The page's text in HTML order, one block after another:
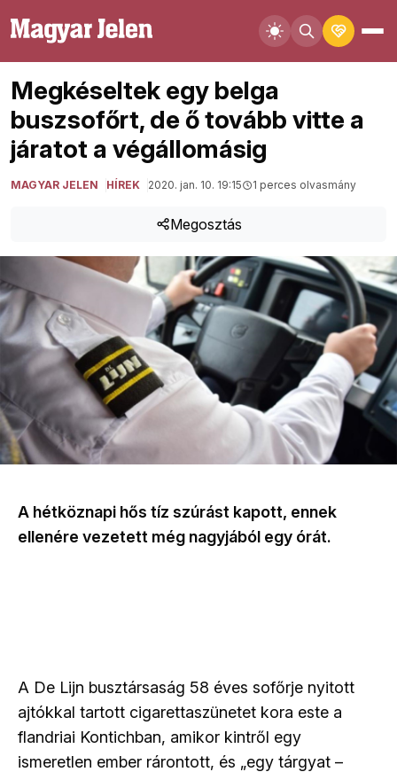
Megkéseltek egy belga
buszsofőrt, de ő tovább vitte a
járatot a végállomásig
MAGYAR JELEN HÍREK 2020. jan. 10. 19:15 1 perces olvasmány
Megosztás
A hétköznapi hős tíz szúrást kapott, ennek
ellenére vezetett még nagyjából egy órát.
A De Lijn busztársaság 58 éves sofőrje nyitott
ajtókkal tartott cigarettaszünetet kora este a
flandriai Kontichban, amikor kintről egy
ismeretlen ember rárontott, és „egy tárgyat –